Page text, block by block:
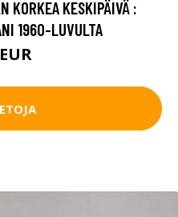
KORKEA KESKIPÄIVÄ :
1960-LUVULTA